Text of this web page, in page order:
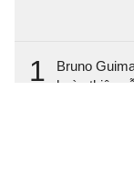
1
Bruno
hoàn thiện